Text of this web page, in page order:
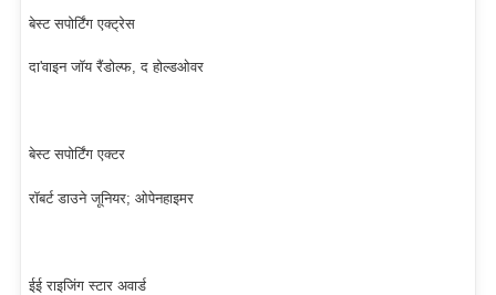
बेस्ट सपोर्टिंग एक्ट्रेस
दा'वाइन जॉय रैंडोल्फ, द होल्डओवर
बेस्ट सपोर्टिंग एक्टर
रॉबर्ट डाउने जूनियर; ओपेनहाइमर
ईई राइजिंग स्टार अवार्ड